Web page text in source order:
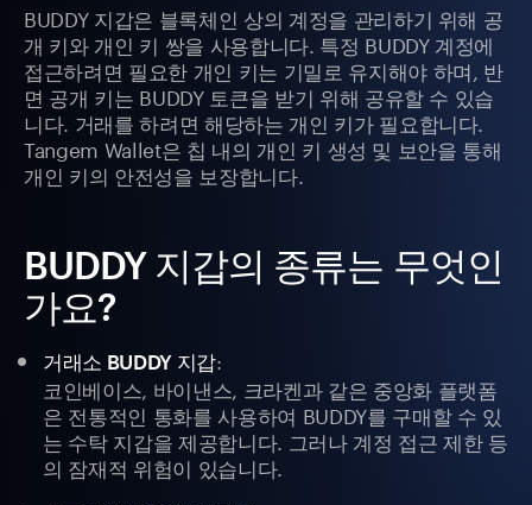
BUDDY 지갑은 블록체인 상의 계정을 관리하기 위해 공
개 키와 개인 키 쌍을 사용합니다. 특정 BUDDY 계정에
접근하려면 필요한 개인 키는 기밀로 유지해야 하며, 반
면 공개 키는 BUDDY 토큰을 받기 위해 공유할 수 있습
니다. 거래를 하려면 해당하는 개인 키가 필요합니다.
Tangem Wallet은 칩 내의 개인 키 생성 및 보안을 통해
개인 키의 안전성을 보장합니다.
BUDDY 지갑의 종류는 무엇인
가요?
거래소 BUDDY 지갑:
코인베이스, 바이낸스, 크라켄과 같은 중앙화 플랫폼
은 전통적인 통화를 사용하여 BUDDY를 구매할 수 있
는 수탁 지갑을 제공합니다. 그러나 계정 접근 제한 등
의 잠재적 위험이 있습니다.